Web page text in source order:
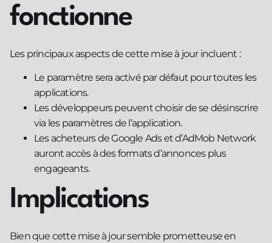
fonctionne
Les principaux aspects de cette mise à jour incluent :
Le paramètre sera activé par défaut pour toutes les
applications.
Les développeurs peuvent choisir de se désinscrire
via les paramètres de l’application.
Les acheteurs de Google Ads et d’AdMob Network
auront accès à des formats d’annonces plus
engageants.
Implications
Bien que cette mise à jour semble prometteuse en